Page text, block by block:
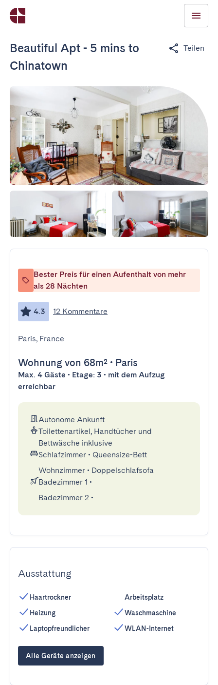
Beautiful Apt - 5 mins to
Chinatown
Teilen
Bester Preis für einen Aufenthalt von mehr
als 28 Nächten
4.3 12 Kommentare
Paris, France
Wohnung von 68m² • Paris
Max. 4 Gäste • Etage: 3 • mit dem Aufzug
erreichbar
Autonome Ankunft
Toilettenartikel, Handtücher und
Bettwäsche inklusive
Schlafzimmer • Queensize-Bett
Wohnzimmer • Doppelschlafsofa
Badezimmer 1 •
Badezimmer 2 •
Ausstattung
Haartrockner
Heizung
Laptopfreundlicher
Arbeitsplatz
Waschmaschine
WLAN-Internet
Alle Geräte anzeigen